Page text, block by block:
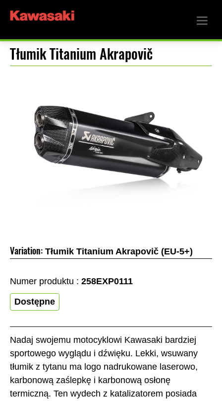
Tłumik Titanium Akrapovič
Nadaj swojemu motocyklowi Kawasaki bardziej
sportowego wyglądu i dźwięku. Lekki, wsuwany
tłumik z tytanu ma logo nadrukowane laserowo,
karbonową zaślepkę i karbonową osłonę
termiczną. Ten wydech z katalizatorem posiada
Variation: Tłumik Titanium Akrapovič (EU-5+)
Numer produktu : 258EXP0111
Dostępne